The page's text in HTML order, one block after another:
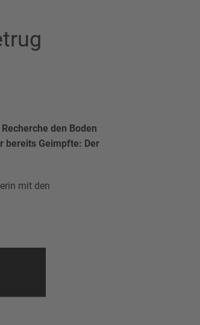
den Boden
bereits Geimpfte: Der
mit den